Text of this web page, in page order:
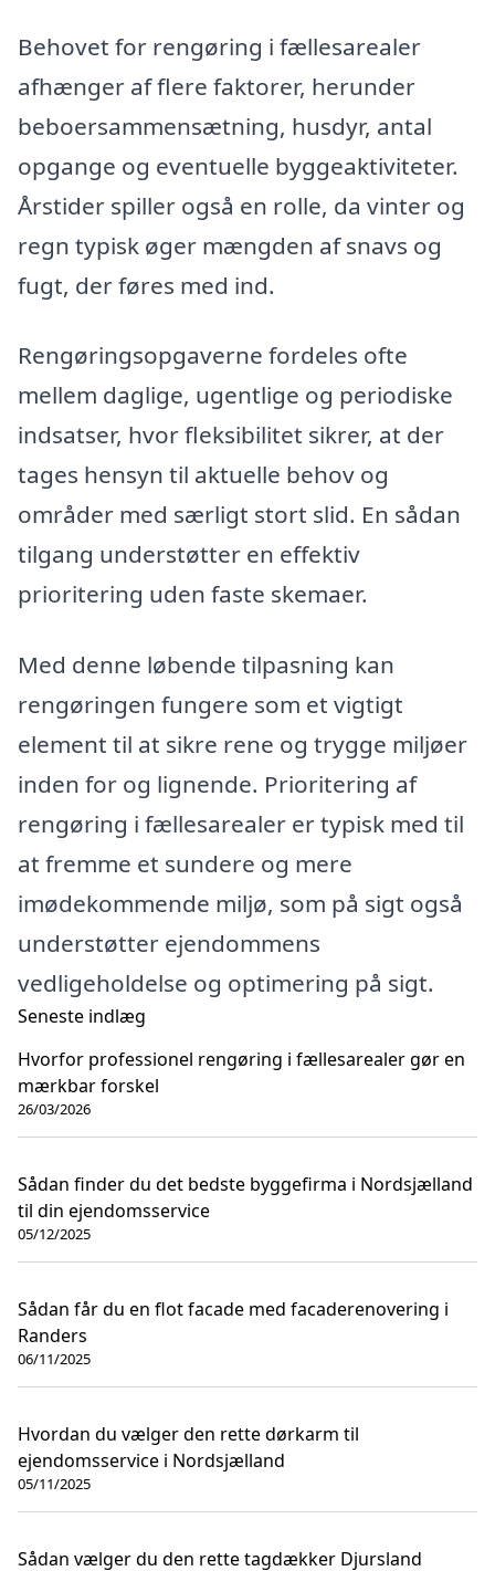
Behovet for rengøring i fællesarealer
afhænger af flere faktorer, herunder
beboersammensætning, husdyr, antal
opgange og eventuelle byggeaktiviteter.
Årstider spiller også en rolle, da vinter og
regn typisk øger mængden af snavs og
fugt, der føres med ind.
Rengøringsopgaverne fordeles ofte
mellem daglige, ugentlige og periodiske
indsatser, hvor fleksibilitet sikrer, at der
tages hensyn til aktuelle behov og
områder med særligt stort slid. En sådan
tilgang understøtter en effektiv
prioritering uden faste skemaer.
Med denne løbende tilpasning kan
rengøringen fungere som et vigtigt
element til at sikre rene og trygge miljøer
inden for og lignende. Prioritering af
rengøring i fællesarealer er typisk med til
at fremme et sundere og mere
imødekommende miljø, som på sigt også
understøtter ejendommens
vedligeholdelse og optimering på sigt.
Seneste indlæg
Hvorfor professionel rengøring i fællesarealer gør en
mærkbar forskel
26/03/2026
Sådan finder du det bedste byggefirma i Nordsjælland
til din ejendomsservice
05/12/2025
Sådan får du en flot facade med facaderenovering i
Randers
06/11/2025
Hvordan du vælger den rette dørkarm til
ejendomsservice i Nordsjælland
05/11/2025
Sådan vælger du den rette tagdækker Djursland